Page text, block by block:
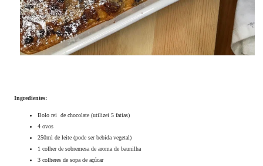
Ingredientes:
Bolo rei de chocolate (utilizei 5 fatias)
4 ovos
250ml de leite (pode ser bebida vegetal)
1 colher de sobremesa de aroma de baunilha
3 colheres de sopa de açúcar